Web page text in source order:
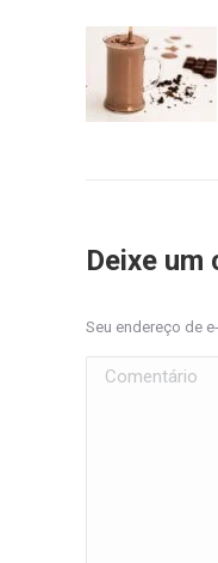
Deixe um
Seu endereço de
Comentário